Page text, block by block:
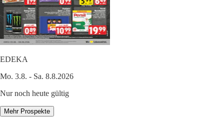
EDEKA
Mo. 3.8. - Sa. 8.8.2026
Nur noch heute gültig
Mehr Prospekte